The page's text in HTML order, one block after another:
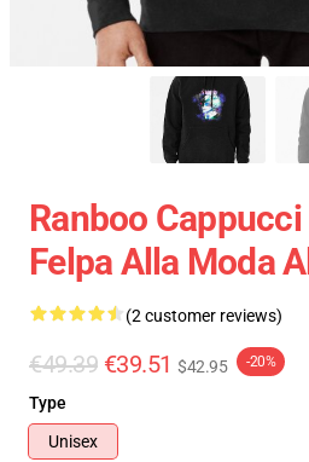
Ranboo
Felpa Alla Moda
(2 customer reviews)
€49.39 €39.51 $42.95 -20%
Type
Unisex